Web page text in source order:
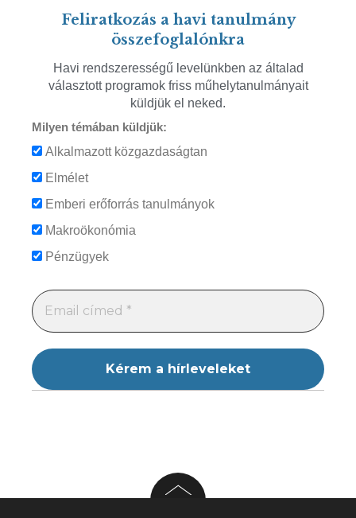
Feliratkozás a havi tanulmány
összefoglalónkra
Havi rendszerességű levelünkben az általad
választott programok friss műhelytanulmányait
küldjük el neked.
Milyen témában küldjük:
Alkalmazott közgazdaságtan
Elmélet
Emberi erőforrás tanulmányok
Makroökonómia
Pénzügyek